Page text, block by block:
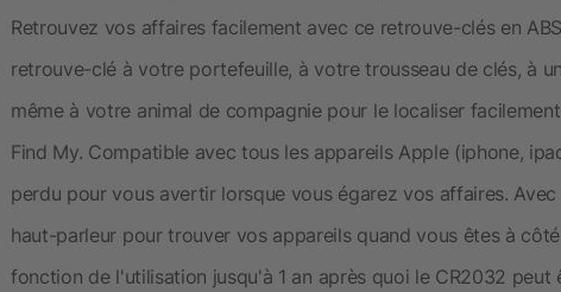
Retrouvez vos affaires facilement avec ce retrouve-clés en
retrouve-clé à votre portefeuille, à votre trousseau de clés, à
même à votre animal de compagnie pour le localiser
Find My. Compatible avec tous les appareils Apple (iphone,
perdu pour vous avertir lorsque vous égarez vos affaires.
haut-parleur pour trouver vos appareils quand vous êtes à
fonction de l'utilisation jusqu'à 1 an après quoi le CR2032 peut